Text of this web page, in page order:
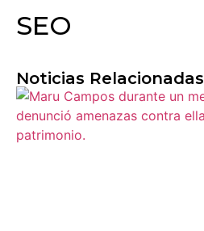
SEO
Noticias Relacionadas